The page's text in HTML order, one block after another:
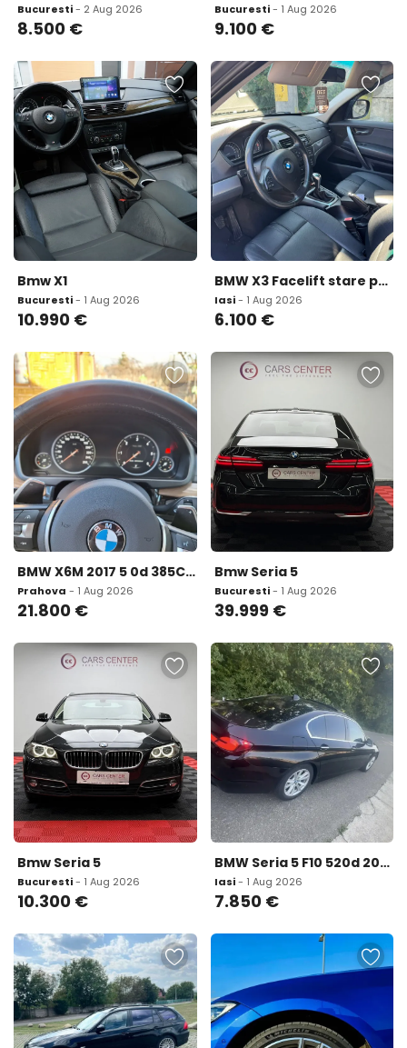
Bucuresti- 2 Aug 2026
8.500 €
Bucuresti- 1 Aug 2026
9.100 €
Bmw X1
Bucuresti- 1 Aug 2026
10.990 €
BMW X3 Facelift stare perfecta de functionare 6 100 eur
Iasi- 1 Aug 2026
6.100 €
BMW X6M 2017 5 0d 385CP 21 800 eur
Prahova - 1 Aug 2026
21.800 €
Bmw Seria 5
Bucuresti- 1 Aug 2026
39.999 €
Bmw Seria 5
Bucuresti- 1 Aug 2026
10.300 €
BMW Seria 5 F10 520d 2012 EfficientDynamics Edition 7 850 eur
Iasi- 1 Aug 2026
7.850 €